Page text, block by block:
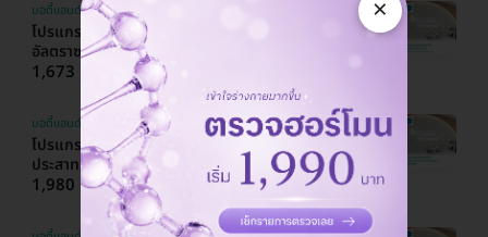
โปรแกรมกายภาพบำบัด ฟื้นฟูอาการปวดเข่า ด้วย
อัลตราซาวด์/High Power Laser
บอดี้แอนด์มายด์ คลินิกกายภาพบำบัด
1,673 บาท 2,300 บาท ประหยัด 27%
โปรแกรมกายภาพบำบัด ฟื้นฟูอาการชาจากเส้น
ประสาท ด้วย PMS
บอดี้แอนด์มายด์ คลินิกกายภาพบำบัด
1,980 บาท3,200 บาท ประหยัด 38%
×